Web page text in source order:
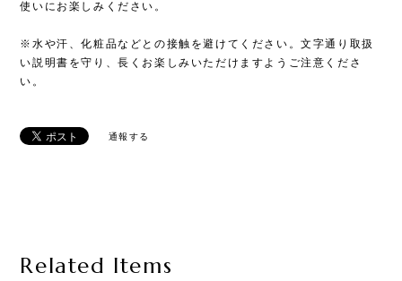
使いにお楽しみください。
※水や汗、化粧品などとの接触を避けてください。文字通り取扱
い説明書を守り、長くお楽しみいただけますようご注意くださ
い。
通報する
Related Items